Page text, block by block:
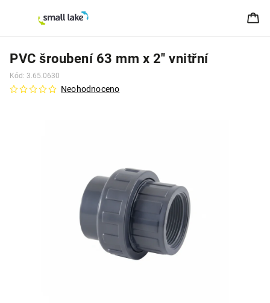
PVC šroubení 63 mm x 2" vnitřní
Kód: 3.65.0630
Neohodnoceno